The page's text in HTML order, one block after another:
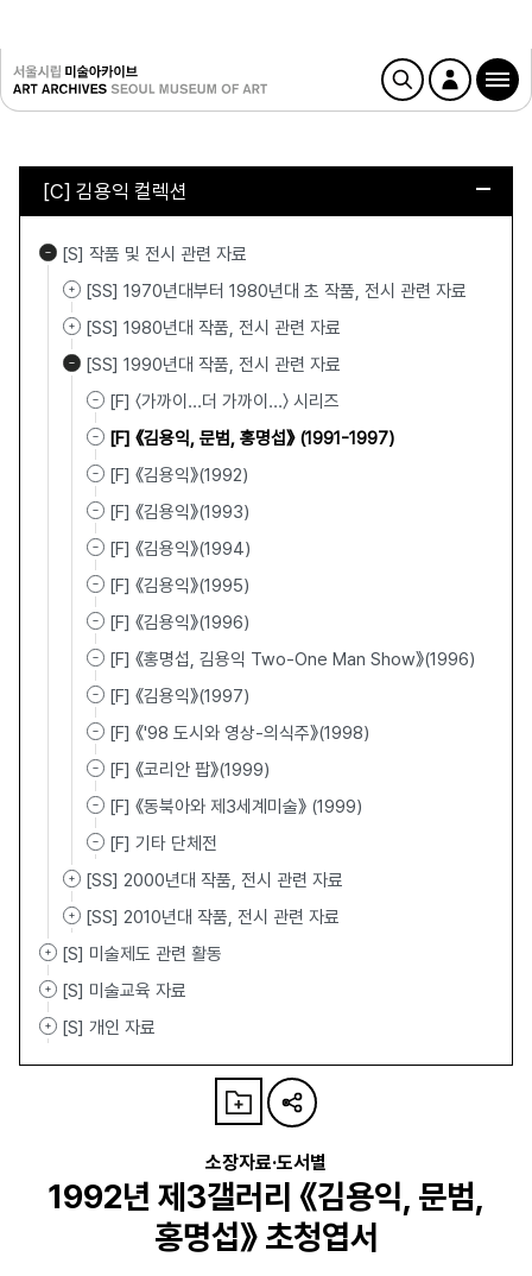
[C] 김용익 컬렉션
[S] 작품 및 전시 관련 자료
[SS] 1970년대부터 1980년대 초 작품, 전시 관련 자료
[SS] 1980년대 작품, 전시 관련 자료
[SS] 1990년대 작품, 전시 관련 자료
[F] 〈가까이…더 가까이…〉 시리즈
[F] 《김용익, 문범, 홍명섭》 (1991-1997)
[F] 《김용익》(1992)
[F] 《김용익》(1993)
[F] 《김용익》(1994)
[F] 《김용익》(1995)
[F] 《김용익》(1996)
[F] 《홍명섭, 김용익 Two-One Man Show》(1996)
[F] 《김용익》(1997)
[F] 《'98 도시와 영상-의식주》(1998)
[F] 《코리안 팝》(1999)
[F] 《동북아와 제3세계미술》 (1999)
[F] 기타 단체전
[SS] 2000년대 작품, 전시 관련 자료
[SS] 2010년대 작품, 전시 관련 자료
[S] 미술제도 관련 활동
[S] 미술교육 자료
[S] 개인 자료
소장자료·도서별
1992년 제3갤러리 《김용익, 문범,
홍명섭》 초청엽서